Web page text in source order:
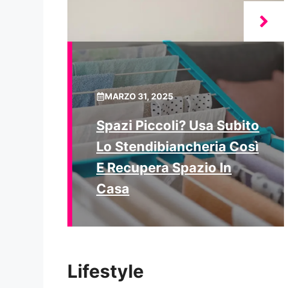
MARZO 31, 2025
Spazi Piccoli? Usa Subito
Lo Stendibiancheria Così
E Recupera Spazio In
Casa
Lifestyle